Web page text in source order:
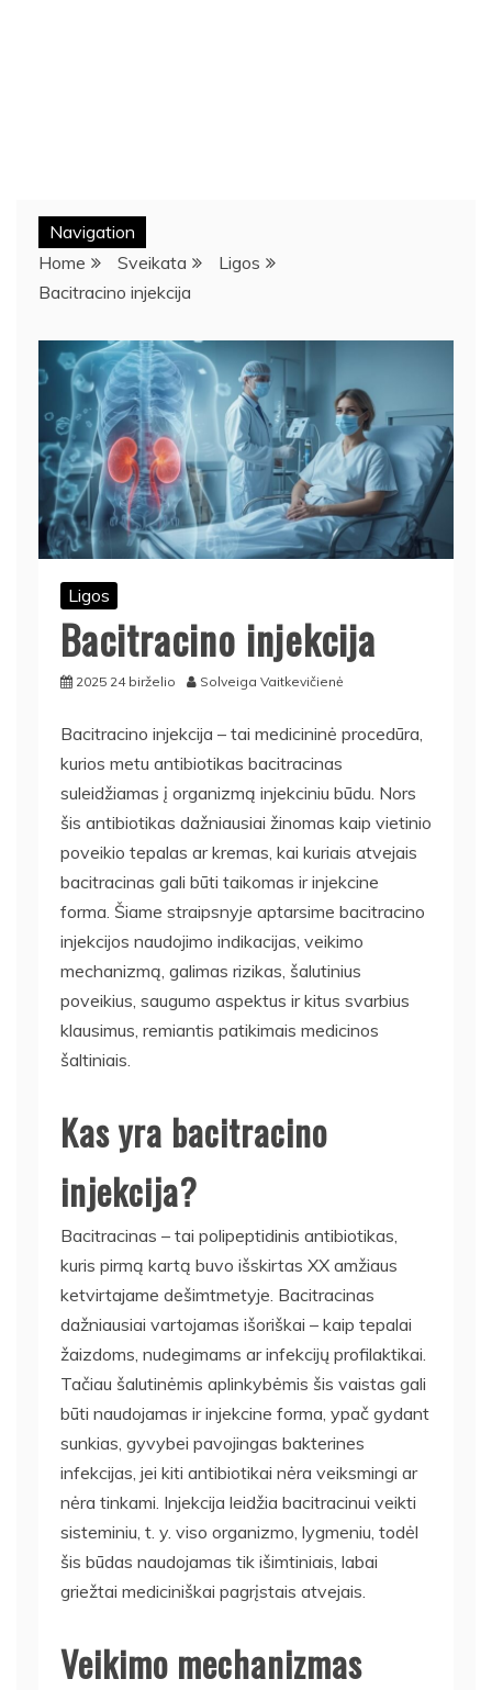
Navigation
Home
Sveikata
Ligos
Bacitracino injekcija
Ligos
Bacitracino injekcija
2025 24 birželio Solveiga Vaitkevičienė
Bacitracino injekcija – tai medicininė procedūra,
kurios metu antibiotikas bacitracinas
suleidžiamas į organizmą injekciniu būdu. Nors
šis antibiotikas dažniausiai žinomas kaip vietinio
poveikio tepalas ar kremas, kai kuriais atvejais
bacitracinas gali būti taikomas ir injekcine
forma. Šiame straipsnyje aptarsime bacitracino
injekcijos naudojimo indikacijas, veikimo
mechanizmą, galimas rizikas, šalutinius
poveikius, saugumo aspektus ir kitus svarbius
klausimus, remiantis patikimais medicinos
šaltiniais.
Kas yra bacitracino
injekcija?
Bacitracinas – tai polipeptidinis antibiotikas,
kuris pirmą kartą buvo išskirtas XX amžiaus
ketvirtajame dešimtmetyje. Bacitracinas
dažniausiai vartojamas išoriškai – kaip tepalai
žaizdoms, nudegimams ar infekcijų profilaktikai.
Tačiau šalutinėmis aplinkybėmis šis vaistas gali
būti naudojamas ir injekcine forma, ypač gydant
sunkias, gyvybei pavojingas bakterines
infekcijas, jei kiti antibiotikai nėra veiksmingi ar
nėra tinkami. Injekcija leidžia bacitracinui veikti
sisteminiu, t. y. viso organizmo, lygmeniu, todėl
šis būdas naudojamas tik išimtiniais, labai
griežtai mediciniškai pagrįstais atvejais.
Veikimo mechanizmas